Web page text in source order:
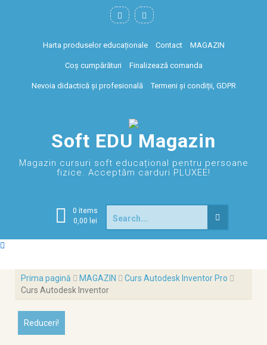
Harta produselor educaționale Contact MAGAZIN
Coș cumpărături Finalizează comanda
Nevoia didactică și profesională Termeni și condiții, GDPR
Soft EDU Magazin
Magazin cursuri soft educațional pentru persoane
fizice. Acceptăm carduri PLUXEE!
0 items
0,00 lei
Prima pagină MAGAZIN
Curs Autodesk Inventor Pro
Curs Autodesk Inventor
Reduceri!